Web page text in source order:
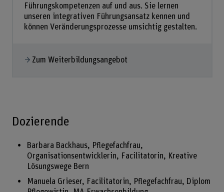
Führungskompetenzen auf und aus. Sie lernen
unseren integrativen Führungsansatz kennen und
können Veränderungsprozesse umsichtig gestalten.
Zum Weiterbildungsangebot
Dozierende
Barbara Backhaus, Pflegefachfrau,
Organisationsentwicklerin, Facilitatorin, Kreative
Lösungswege Bern
Manuela Grieser, Facilitatorin, Pflegefachfrau, Diplom